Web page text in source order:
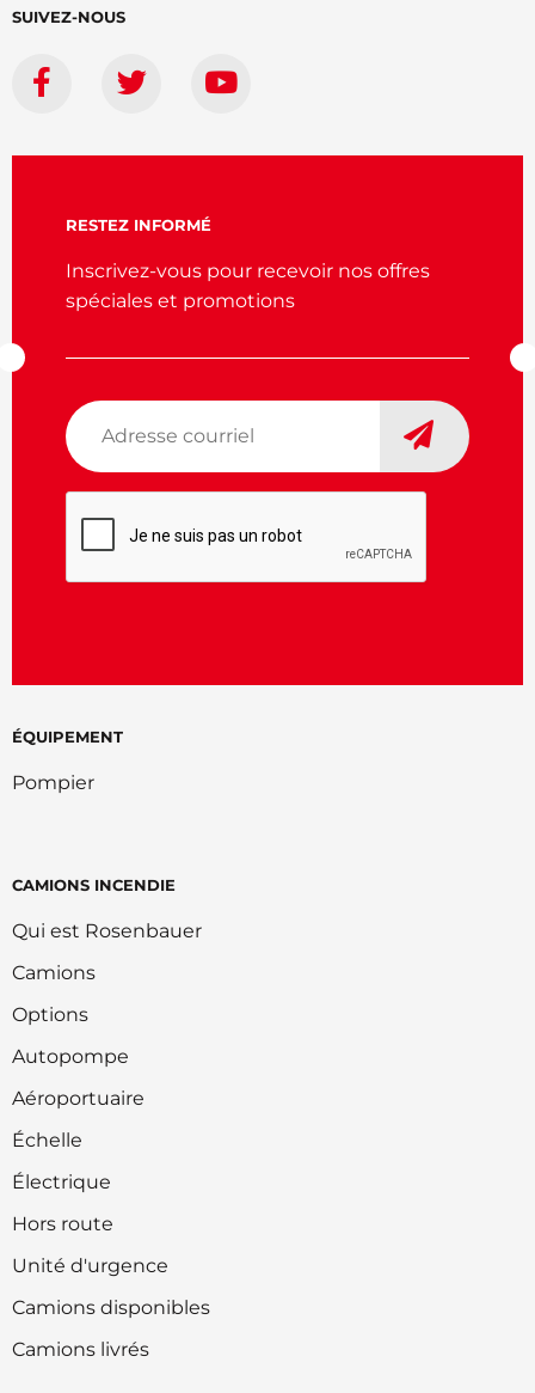
ÉQUIPEMENT
Pompier
CAMIONS INCENDIE
Qui est Rosenbauer
Camions
Options
Autopompe
Aéroportuaire
Échelle
Électrique
Hors route
Unité d'urgence
Camions disponibles
Camions livrés
SUIVEZ-NOUS
RESTEZ INFORMÉ
Inscrivez-vous pour recevoir nos offres
spéciales et promotions
Adresse
courriel